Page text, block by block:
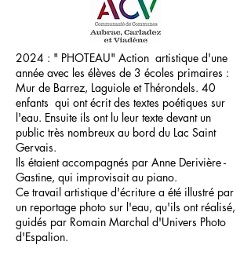
2024 : " PHOTEAU" Action artistique d'une
année avec les élèves de 3 écoles primaires :
Mur de Barrez, Laguiole et Thérondels. 40
enfants qui ont écrit des textes poétiques sur
l'eau. Ensuite ils ont lu leur texte devant un
public très nombreux au bord du Lac Saint
Gervais.
Ils étaient accompagnés par Anne Derivière -
Gastine, qui improvisait au piano.
Ce travail artistique d'écriture a été illustré par
un reportage photo sur l'eau, qu'ils ont réalisé,
guidés par Romain Marchal d'Univers Photo
d'Espalion.